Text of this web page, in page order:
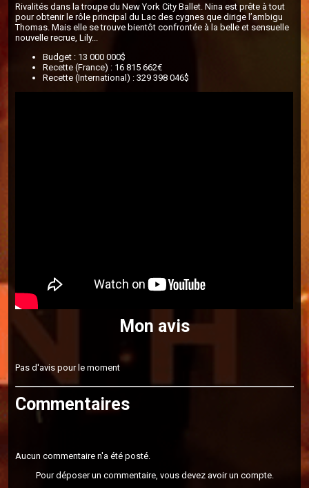
Rivalités dans la troupe du New York City Ballet. Nina est prête à tout
pour obtenir le rôle principal du Lac des cygnes que dirige l’ambigu
Thomas. Mais elle se trouve bientôt confrontée à la belle et sensuelle
nouvelle recrue, Lily...
Budget : 13 000 000$
Recette (France) : 16 815 662€
Recette (International) : 329 398 046$
Mon avis
Pas d'avis pour le moment
Commentaires
Aucun commentaire n'a été posté.
Pour déposer un commentaire, vous devez avoir un compte.